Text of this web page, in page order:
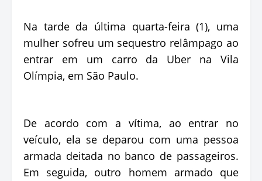
Na tarde da última quarta-feira (1), uma
mulher sofreu um sequestro relâmpago ao
entrar em um carro da Uber na Vila
Olímpia, em São Paulo.
De acordo com a vítima, ao entrar no
veículo, ela se deparou com uma pessoa
armada deitada no banco de passageiros.
Em seguida, outro homem armado que